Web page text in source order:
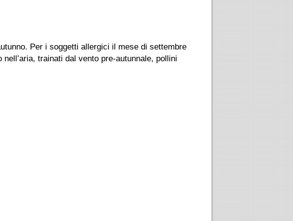
Per i soggetti allergici il mese di settembre
trainati dal vento pre-autunnale, pollini